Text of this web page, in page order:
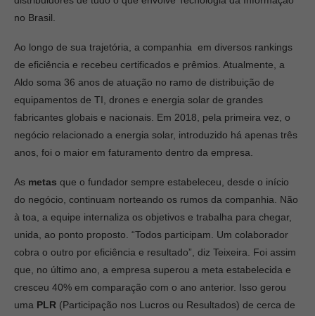
no Brasil.
Ao longo de sua trajetória, a companhia em diversos rankings
de eficiência e recebeu certificados e prêmios. Atualmente, a
Aldo soma 36 anos de atuação no ramo de distribuição de
equipamentos de TI, drones e energia solar de grandes
fabricantes globais e nacionais. Em 2018, pela primeira vez, o
negócio relacionado a energia solar, introduzido há apenas três
anos, foi o maior em faturamento dentro da empresa.
As metas que o fundador sempre estabeleceu, desde o início
do negócio, continuam norteando os rumos da companhia. Não
à toa, a equipe internaliza os objetivos e trabalha para chegar,
unida, ao ponto proposto. “Todos participam. Um colaborador
cobra o outro por eficiência e resultado”, diz Teixeira. Foi assim
que, no último ano, a empresa superou a meta estabelecida e
cresceu 40% em comparação com o ano anterior. Isso gerou
uma PLR (Participação nos Lucros ou Resultados) de cerca de